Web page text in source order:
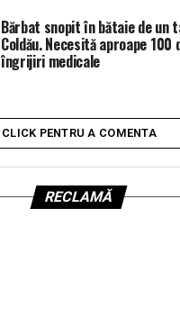
Bărbat snopit în bătaie de un
Coldău. Necesită aproape 100
îngrijiri medicale
CLICK PENTRU A COMENTA
RECLAMĂ